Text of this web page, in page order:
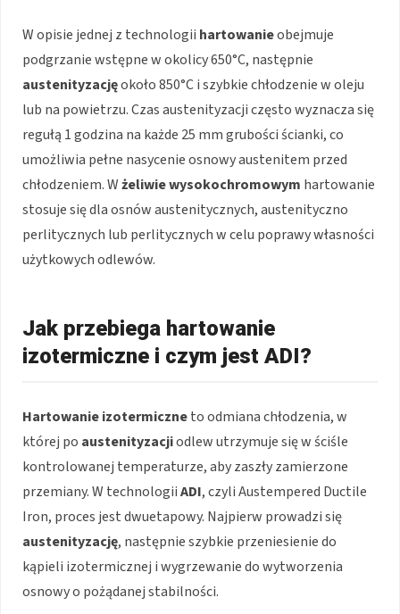
W opisie jednej z technologii hartowanieobejmuje
podgrzanie wstępne w okolicy 650°C, następnie
austenityzacjęokoło 850°C i szybkie chłodzenie w oleju
lub na powietrzu. Czas austenityzacji często wyznacza się
regułą 1 godzina na każde 25 mm grubości ścianki, co
umożliwia pełne nasycenie osnowy austenitem przed
chłodzeniem. Wżeliwie wysokochromowym hartowanie
stosuje się dla osnów austenitycznych, austenityczno
perlitycznych lub perlitycznych w celu poprawy własności
użytkowych odlewów.
Jak przebiega hartowanie
izotermiczne i czym jest ADI?
Hartowanie izotermiczneto odmiana chłodzenia, w
której po austenityzacjiodlew utrzymuje się w ściśle
kontrolowanej temperaturze, aby zaszły zamierzone
przemiany. W technologiiADI, czyli Austempered Ductile
Iron, proces jest dwuetapowy. Najpierw prowadzi się
austenityzację, następnie szybkie przeniesienie do
kąpieli izotermicznej i wygrzewanie do wytworzenia
osnowy o pożądanej stabilności.